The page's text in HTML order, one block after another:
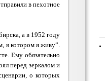
в пехотное
а в 1952 году
в котором я живу”.
Ему обязательно
перед зеркалом и
о которых